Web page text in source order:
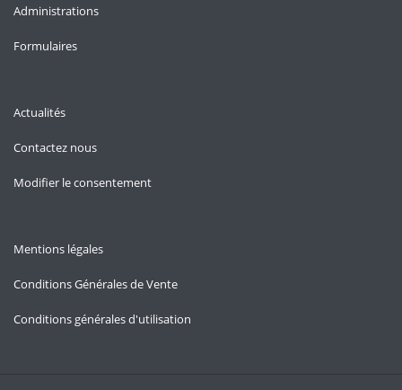
Administrations
Formulaires
Actualités
Contactez nous
Modifier le consentement
Mentions légales
Conditions Générales de Vente
Conditions générales d'utilisation